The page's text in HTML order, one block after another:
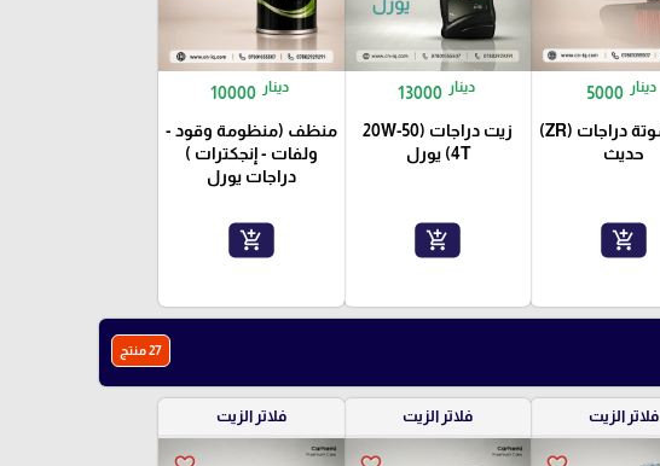
5000 دينار
فلتر شوتة دراجات (ZR)
حديث
add_shopping_cart
13000 دينار
زيت دراجات (20W-50
4T) يورل
add_shopping_cart
10000 دينار
منظف (منظومة وقود -
ولفات - إنجكترات )
دراجات يورل
add_shopping_cart
27 منتج
فلاتر الزيت فلاتر الزيت فلاتر الزيت